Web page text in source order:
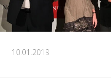
10.01.2019